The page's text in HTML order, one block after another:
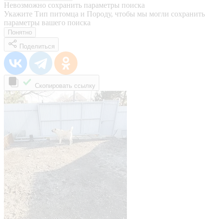
Невозможно сохранить параметры поиска
Укажите Тип питомца и Породу, чтобы мы могли сохранить
параметры вашего поиска
Понятно
Поделиться
Скопировать ссылку